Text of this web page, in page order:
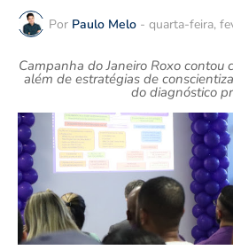
Por Paulo Melo - quarta-feira,
Campanha do Janeiro Roxo contou
além de estratégias de
do diagnóstico